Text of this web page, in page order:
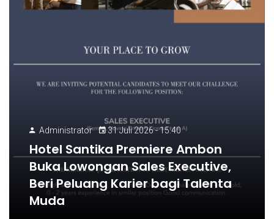
Administrator 31 Juli 2026 - 15:40
Hotel Santika Premiere Ambon
Buka Lowongan Sales Executive,
Beri Peluang Karier bagi Talenta
Muda